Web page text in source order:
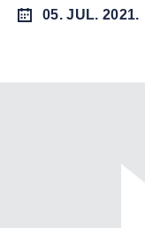
05. JUL. 2021.